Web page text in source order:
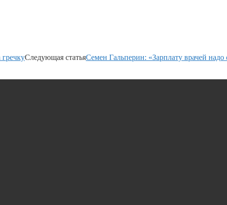
Следующая статьяСемен Гальперин: «Зарплату врачей надо